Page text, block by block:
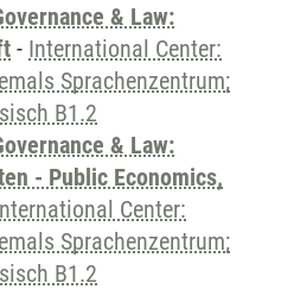
& Law:
- International Center:
Sprachenzentrum;
B1.2
& Law:
- Public Economics,
Center:
Sprachenzentrum;
B1.2